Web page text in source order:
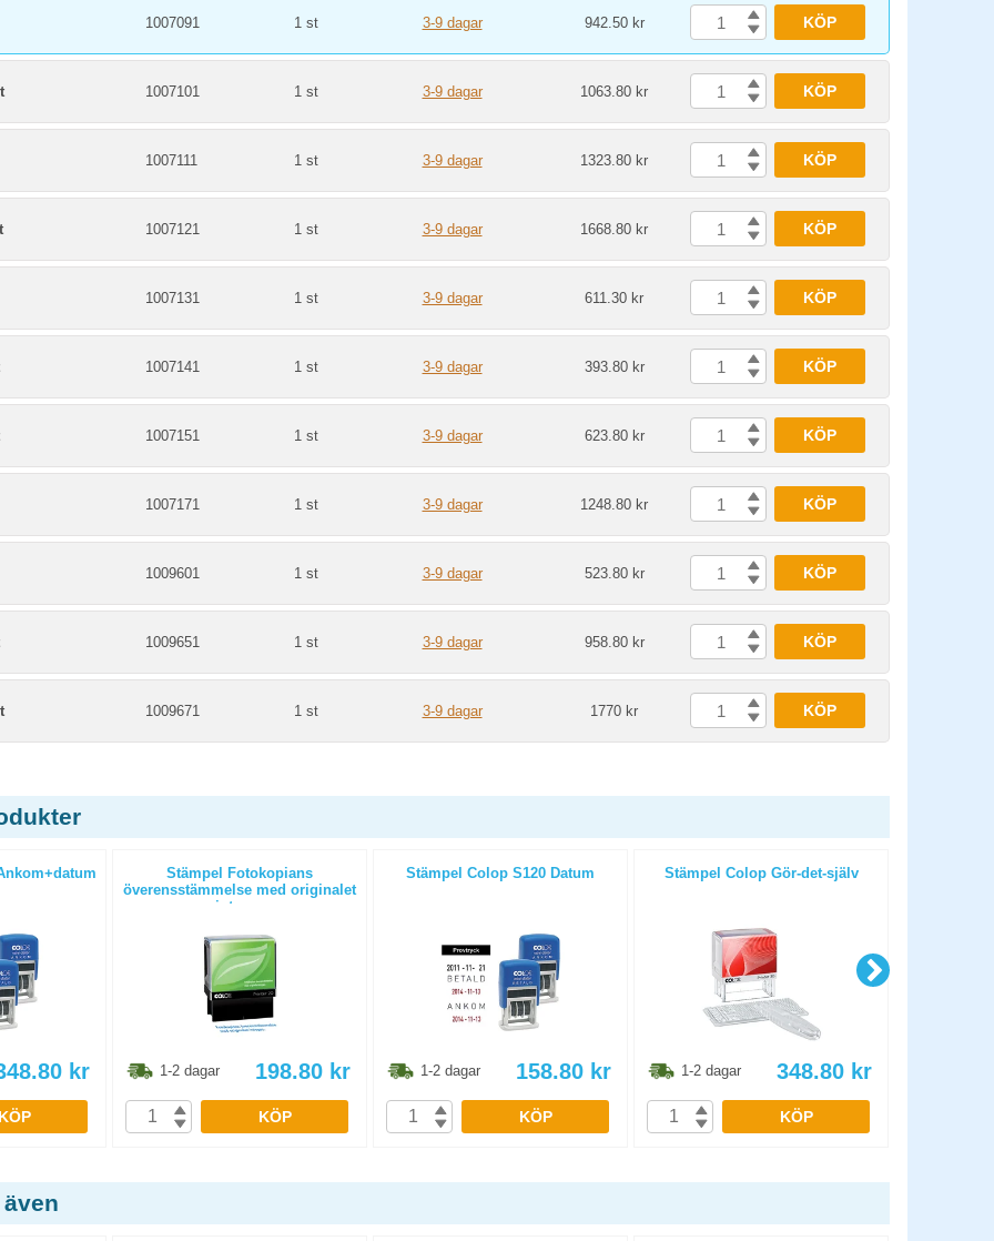
1007091 1 st 3-9 dagar 942.50 kr KÖP
1007101 1 st 3-9 dagar 1063.80 kr KÖP
1007111 1 st 3-9 dagar 1323.80 kr KÖP
1007121 1 st 3-9 dagar 1668.80 kr KÖP
1007131 1 st 3-9 dagar 611.30 kr KÖP
1007141 1 st 3-9 dagar 393.80 kr KÖP
1007151 1 st 3-9 dagar 623.80 kr KÖP
1007171 1 st 3-9 dagar 1248.80 kr KÖP
1009601 1 st 3-9 dagar 523.80 kr KÖP
1009651 1 st 3-9 dagar 958.80 kr KÖP
1009671 1 st 3-9 dagar 1770 kr KÖP
kr
KÖP
Stämpel Fotokopians
överensstämmelse med originalet
intygas
1-2 dagar 198.80 kr
KÖP
Stämpel Colop S120 Datum
1-2 dagar 158.80 kr
KÖP
Stämpel Colop Gör-det-själv
1-2 dagar 348.80 kr
KÖP